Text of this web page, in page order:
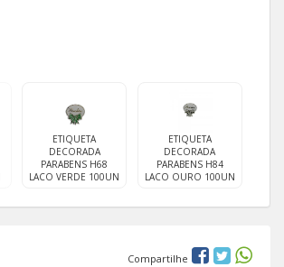
ETIQUETA
DECORADA
PARABENS H68
LACO VERDE 100UN
ETIQUETA
DECORADA
PARABENS H84
LACO OURO 100UN
Compartilhe